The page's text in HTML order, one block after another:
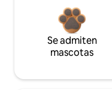
Se admiten
mascotas